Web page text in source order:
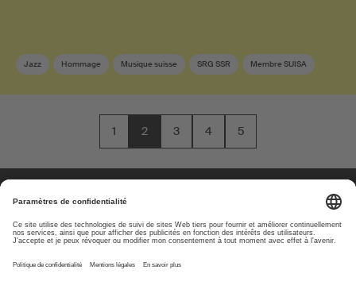
Jazz Hommage Musique suisse SRG SSR Membre SUISA
1 2 3 4 5
www.suisa.ch